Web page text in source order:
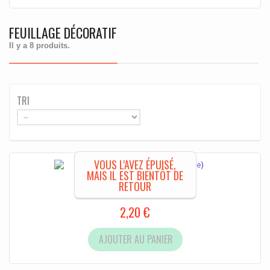
FEUILLAGE DÉCORATIF
Il y a 8 produits.
TRI
VOUS L'AVEZ ÉPUISÉ,
MAIS IL EST BIENTÔT DE
RETOUR
Rhubarbe géante
2,20 €
AJOUTER AU PANIER